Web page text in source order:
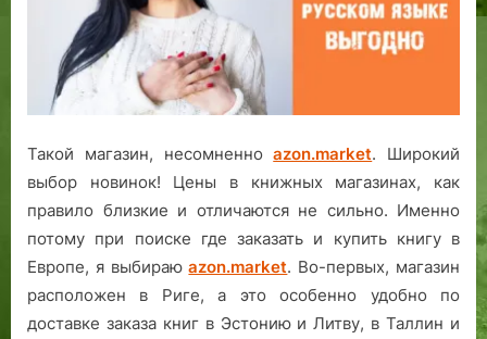
Такой магазин, несомненноazon.market. Широкий
выбор новинок! Цены в книжных магазинах, как
правило близкие и отличаются не сильно. Именно
потому при поиске где заказать и купить книгу в
Европе, я выбираюazon.market. Во-первых, магазин
расположен в Риге, а это особенно удобно по
доставке заказа книг в Эстонию и Литву, в Таллин и